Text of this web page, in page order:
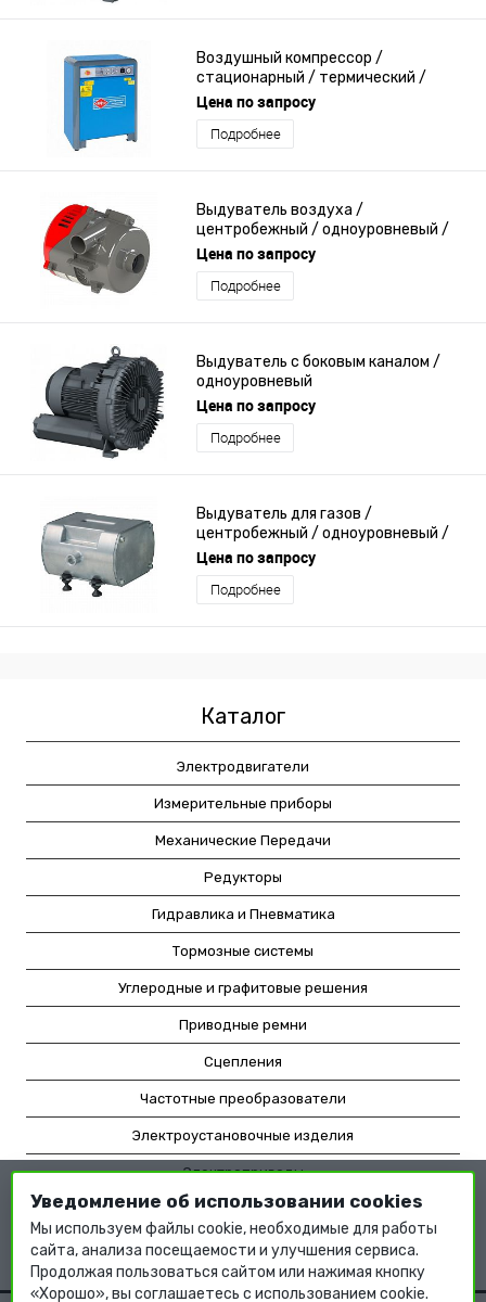
Воздушный компрессор /
стационарный / термический /
поршневый
Цена по запросу
Подробнее
Выдуватель воздуха /
центробежный / одноуровневый /
бесщеточный
Цена по запросу
Подробнее
Выдуватель с боковым каналом /
одноуровневый
Цена по запросу
Подробнее
Выдуватель для газов /
центробежный / одноуровневый /
для топливного элемента
Цена по запросу
Подробнее
Каталог
Электродвигатели
Измерительные приборы
Механические Передачи
Редукторы
Гидравлика и Пневматика
Тормозные системы
Углеродные и графитовые решения
Приводные ремни
Сцепления
Частотные преобразователи
Электроустановочные изделия
Электроприводы
Насосное оборудование
Мотор-редукторы
Уведомление об использовании cookies
Мы используем файлы cookie, необходимые для работы
сайта, анализа посещаемости и улучшения сервиса.
Продолжая пользоваться сайтом или нажимая кнопку
«Хорошо», вы соглашаетесь с использованием cookie.